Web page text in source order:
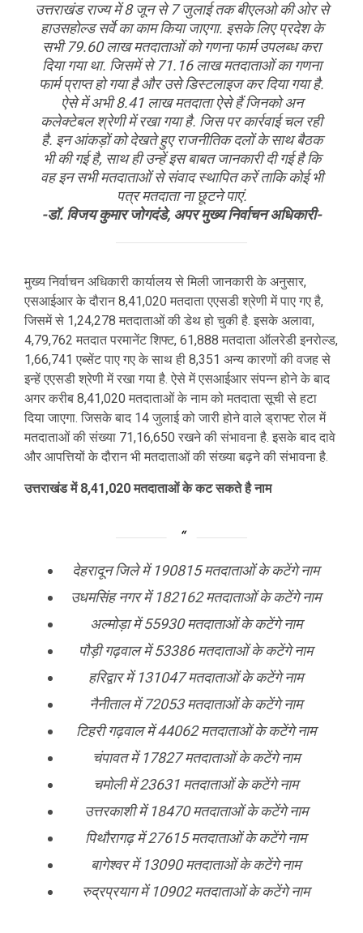
उत्तराखंड राज्य में 8 जून से 7 जुलाई तक बीएलओ की ओर से
हाउसहोल्ड सर्वे का काम किया जाएगा. इसके लिए प्रदेश के
सभी 79.60 लाख मतदाताओं को गणना फार्म उपलब्ध करा
दिया गया था. जिसमें से 71.16 लाख मतदाताओं का गणना
फार्म प्राप्त हो गया है और उसे डिस्टलाइज कर दिया गया है.
ऐसे में अभी 8.41 लाख मतदाता ऐसे हैं जिनको अन
कलेक्टेबल श्रेणी में रखा गया है. जिस पर कार्रवाई चल रही
है. इन आंकड़ों को देखते हुए राजनीतिक दलों के साथ बैठक
भी की गई है, साथ ही उन्हें इस बाबत जानकारी दी गई है कि
वह इन सभी मतदाताओं से संवाद स्थापित करें ताकि कोई भी
पत्र मतदाता ना छूटने पाएं.
-डॉ. विजय कुमार जोगदंडे, अपर मुख्य निर्वाचन अधिकारी-
मुख्य निर्वाचन अधिकारी कार्यालय से मिली जानकारी के अनुसार,
एसआईआर के दौरान 8,41,020 मतदाता एएसडी श्रेणी में पाए गए है,
जिसमें से 1,24,278 मतदाताओं की डेथ हो चुकी है. इसके अलावा,
4,79,762 मतदात परमानेंट शिफ्ट, 61,888 मतदाता ऑलरेडी इनरोल्ड,
1,66,741 एब्सेंट पाए गए के साथ ही 8,351 अन्य कारणों की वजह से
इन्हें एएसडी श्रेणी में रखा गया है. ऐसे में एसआईआर संपन्न होने के बाद
अगर करीब 8,41,020 मतदाताओं के नाम को मतदाता सूची से हटा
दिया जाएगा. जिसके बाद 14 जुलाई को जारी होने वाले ड्राफ्ट रोल में
मतदाताओं की संख्या 71,16,650 रखने की संभावना है. इसके बाद दावे
और आपत्तियों के दौरान भी मतदाताओं की संख्या बढ़ने की संभावना है.
उत्तराखंड में 8,41,020 मतदाताओं के कट सकते है नाम
देहरादून जिले में 190815 मतदाताओं के कटेंगे नाम
उधमसिंह नगर में 182162 मतदाताओं के कटेंगे नाम
अल्मोड़ा में 55930 मतदाताओं के कटेंगे नाम
पौड़ी गढ़वाल में 53386 मतदाताओं के कटेंगे नाम
हरिद्वार में 131047 मतदाताओं के कटेंगे नाम
नैनीताल में 72053 मतदाताओं के कटेंगे नाम
टिहरी गढ़वाल में 44062 मतदाताओं के कटेंगे नाम
चंपावत में 17827 मतदाताओं के कटेंगे नाम
चमोली में 23631 मतदाताओं के कटेंगे नाम
उत्तरकाशी में 18470 मतदाताओं के कटेंगे नाम
पिथौरागढ़ में 27615 मतदाताओं के कटेंगे नाम
बागेश्वर में 13090 मतदाताओं के कटेंगे नाम
रुद्रप्रयाग में 10902 मतदाताओं के कटेंगे नाम